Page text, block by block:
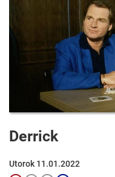
Derrick
Utorok 11.01.2022